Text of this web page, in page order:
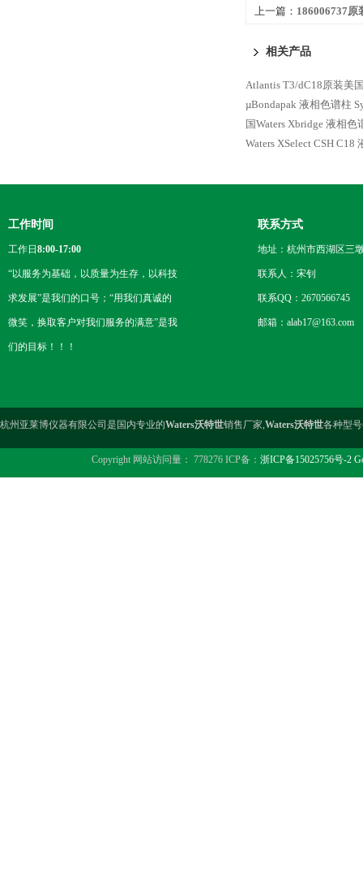
上一篇： 186006737原
相关产品
Atlantis T3/dC18原装美
µBondapak 液相色谱柱
国Waters Xbridge 液相色
Waters XSelect CSH C18
工作时间
工作日8:00-17:00
“以服务为基础，以质量为生存，以科技
求发展”是我们的口号；“用我们真诚的
微笑，换取客户对我们服务的满意”是我
们的目标！！！
联系方式
地址：杭州市西湖区三
联系人：宋钊
联系QQ：2670566745
邮箱：alab17@163.com
杭州亚莱博仪器有限公司是国内专业的Waters沃特世销售厂家, Waters沃特世各种型
Copyright 网站访问量： 778276 ICP备： 浙ICP备15025756号-2